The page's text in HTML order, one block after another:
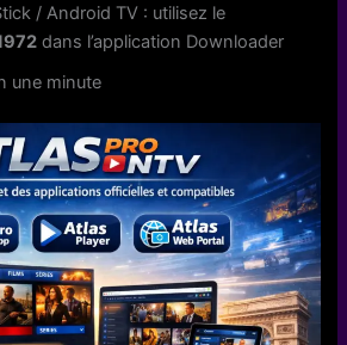
/ Android TV : utilisez le
dans l’application Downloader
une minute